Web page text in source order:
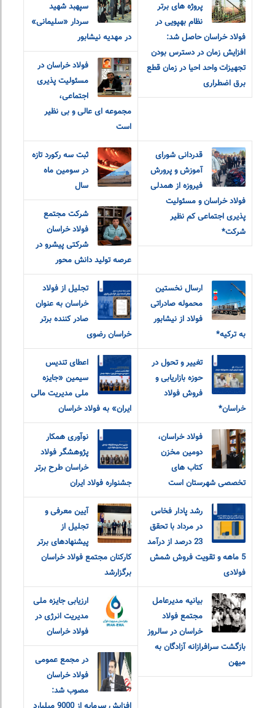
پروژه های برتر
نظام بهپویی در
فولاد خراسان حاصل شد:
افزایش زمان در دسترس بودن
تجهیزات واحد احیا در زمان قطع
برق اضطراری
سپهبد شهید
سردار «سلیمانی»
در مهدیه نیشابور
فولاد خراسان در
مسئولیت پذیری
اجتماعی،
مجموعه ای عالی و بی نظیر
است
قدردانی شورای
آموزش و‌ پرورش
فیروزه از همدلی
فولاد خراسان و مسئولیت
پذیری اجتماعی کم نظیر
شرکت*
ثبت سه رکورد تازه
در سومین ماه
سال
شرکت مجتمع
فولاد خراسان
شرکتی پیشرو در
عرصه تولید دانش محور
ارسال نخستین
محموله صادراتی
فولاد از نیشابور
به ترکیه*
تجلیل از فولاد
خراسان به عنوان
صادر کننده برتر
خراسان رضوی
تغییر و تحول در
حوزه بازاریابی و
فروش فولاد
خراسان*
اعطای تندیس
سیمین «جایزه
ملی مدیریت مالی
ایران» به فولاد خراسان
فولاد خراسان،
دومین مخزن
کتاب های
تخصصی شهرستان است
نوآوری همکار
پژوهشگر فولاد
خراسان طرح برتر
جشنواره فولاد ایران
رشد پادار فخاس
در مرداد با تحقق
23 درصد از درآمد
5 ماهه و تقویت فروش شمش
فولادی
آیین معرفی و
تجلیل از
پیشنهادهای برتر
کارکنان مجتمع فولاد خراسان
برگزارشد
بیانیه مدیرعامل
مجتمع فولاد
خراسان در سالروز
بازگشت سرافرازانه آزادگان به
میهن
ارزیابی جایزه ملی
مدیریت انرژی در
فولاد خراسان
در مجمع عمومی
فولاد خراسان
مصوب شد: